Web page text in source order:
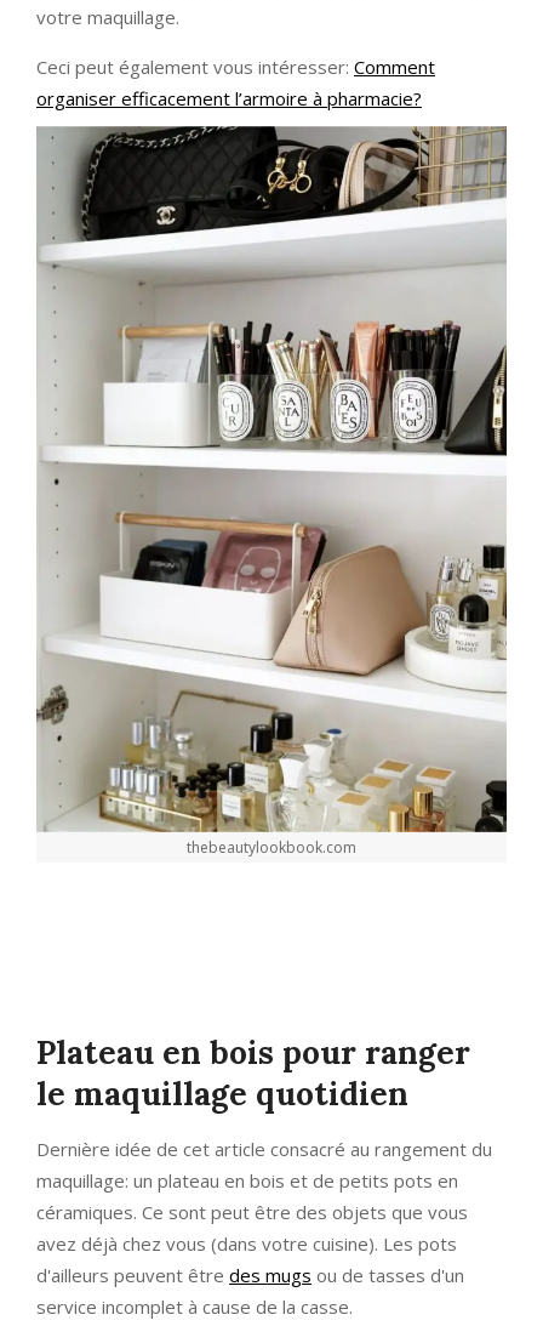
votre maquillage.
Ceci peut également vous intéresser: Comment
organiser efficacement l’armoire à pharmacie?
thebeautylookbook.com
Plateau en bois pour ranger
le maquillage quotidien
Dernière idée de cet article consacré au rangement du
maquillage: un plateau en bois et de petits pots en
céramiques. Ce sont peut être des objets que vous
avez déjà chez vous (dans votre cuisine). Les pots
d'ailleurs peuvent être des mugs ou de tasses d'un
service incomplet à cause de la casse.